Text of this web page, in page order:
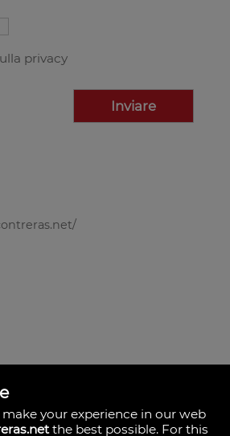
privacy
your experience in our web
the best possible. For this